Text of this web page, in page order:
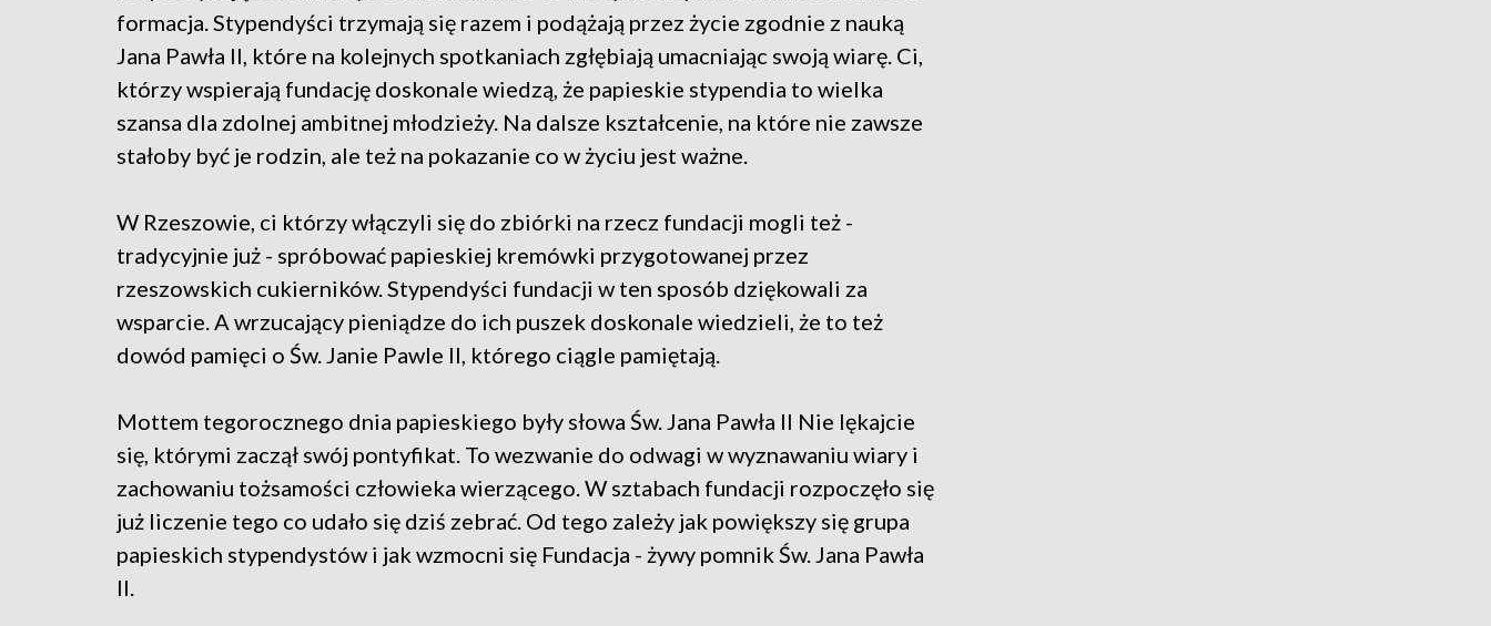
formacja. Stypendyści trzymają się razem i podążają przez życie zgodnie z nauką
Jana Pawła II, które na kolejnych spotkaniach zgłębiają umacniając swoją wiarę. Ci,
którzy wspierają fundację doskonale wiedzą, że papieskie stypendia to wielka
szansa dla zdolnej ambitnej młodzieży. Na dalsze kształcenie, na które nie zawsze
stałoby być je rodzin, ale też na pokazanie co w życiu jest ważne.
W Rzeszowie, ci którzy włączyli się do zbiórki na rzecz fundacji mogli też -
tradycyjnie już - spróbować papieskiej kremówki przygotowanej przez
rzeszowskich cukierników. Stypendyści fundacji w ten sposób dziękowali za
wsparcie. A wrzucający pieniądze do ich puszek doskonale wiedzieli, że to też
dowód pamięci o Św. Janie Pawle II, którego ciągle pamiętają.
Mottem tegorocznego dnia papieskiego były słowa Św. Jana Pawła II Nie lękajcie
się, którymi zaczął swój pontyfikat. To wezwanie do odwagi w wyznawaniu wiary i
zachowaniu tożsamości człowieka wierzącego. W sztabach fundacji rozpoczęło się
już liczenie tego co udało się dziś zebrać. Od tego zależy jak powiększy się grupa
papieskich stypendystów i jak wzmocni się Fundacja - żywy pomnik Św. Jana Pawła
II.